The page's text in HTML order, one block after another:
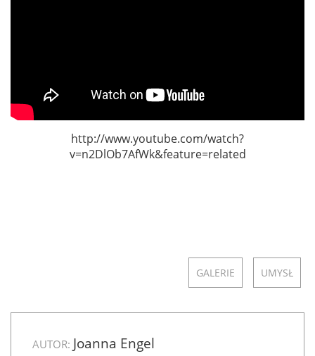
http://www.youtube.com/watch?
v=n2DlOb7AfWk&feature=related
GALERIE UMYSŁ
AUTOR: Joanna Engel